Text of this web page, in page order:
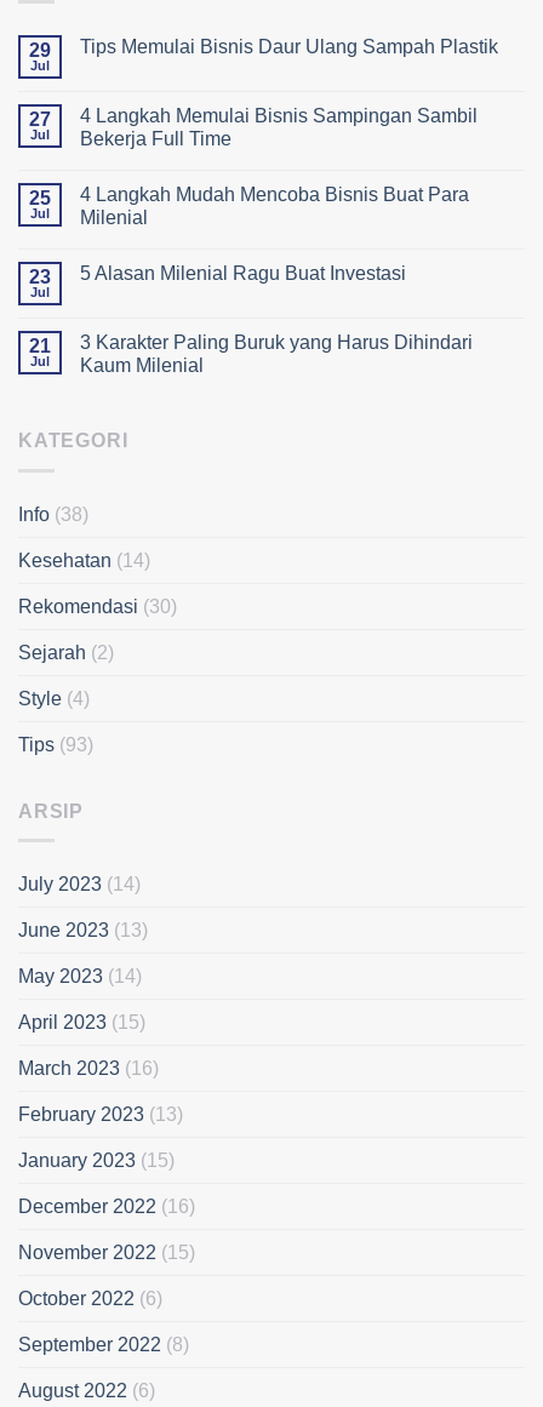
29
Jul
Tips Memulai Bisnis Daur Ulang Sampah Plastik
27
Jul
4 Langkah Memulai Bisnis Sampingan Sambil
Bekerja Full Time
25
Jul
4 Langkah Mudah Mencoba Bisnis Buat Para
Milenial
23
Jul
5 Alasan Milenial Ragu Buat Investasi
21
Jul
3 Karakter Paling Buruk yang Harus Dihindari
Kaum Milenial
KATEGORI
Info (38)
Kesehatan (14)
Rekomendasi (30)
Sejarah (2)
Style (4)
Tips (93)
ARSIP
July 2023 (14)
June 2023 (13)
May 2023 (14)
April 2023 (15)
March 2023 (16)
February 2023 (13)
January 2023 (15)
December 2022 (16)
November 2022 (15)
October 2022 (6)
September 2022 (8)
August 2022 (6)